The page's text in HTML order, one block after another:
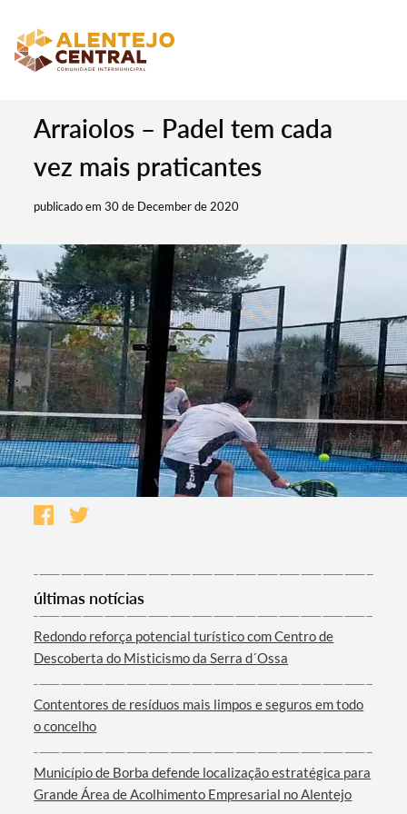
Arraiolos – Padel tem cada
vez mais praticantes
publicado em 30 de December de 2020
últimas notícias
Redondo reforça potencial turístico com Centro de
Descoberta do Misticismo da Serra d´Ossa
Contentores de resíduos mais limpos e seguros em todo
o concelho
Município de Borba defende localização estratégica para
Grande Área de Acolhimento Empresarial no Alentejo